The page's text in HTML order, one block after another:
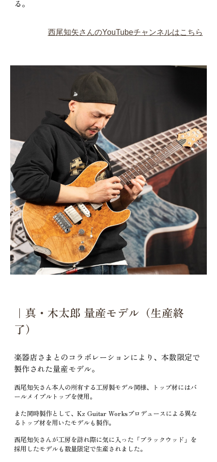
る。
西尾知矢さんのYouTubeチャンネルはこちら
｜真・木太郎 量産モデル（生産終
了）
楽器店さまとのコラボレーションにより、本数限定で
製作された量産モデル。
西尾知矢さん本人の所有する工房製モデル同様、トップ材にはバ
ールメイプルトップを使用。
また同時製作として、Kz Guitar Worksプロデュースによる異な
るトップ材を用いたモデルも製作。
西尾知矢さんが工房を訪れ際に気に入った「ブラックウッド」を
採用したモデルも数量限定で生産されました。